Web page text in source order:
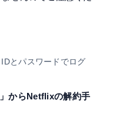
とパスワードでログ
からNetflixの解約手